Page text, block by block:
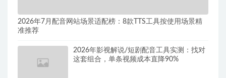
2026年7月配音网站场景适配榜：8款TTS工具按使用场景精
准推荐
2026年影视解说/短剧配音工具实测：找对
这套组合，单条视频成本直降90%